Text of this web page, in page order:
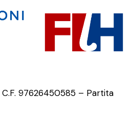
97626450585 – Partita